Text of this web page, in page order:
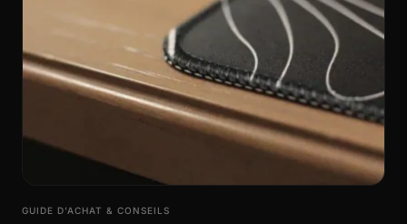
GUIDE D’ACHAT & CONSEILS